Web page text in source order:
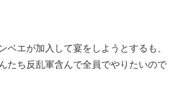
ベエが加入して宴をしようとするも、
たち反乱軍含んで全員でやりたいので